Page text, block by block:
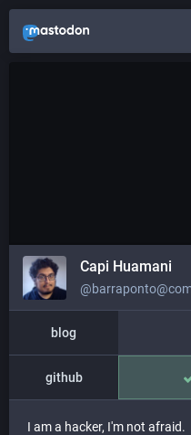
Capi Huamani
blog
github
I am a hacker, I'm not afraid.